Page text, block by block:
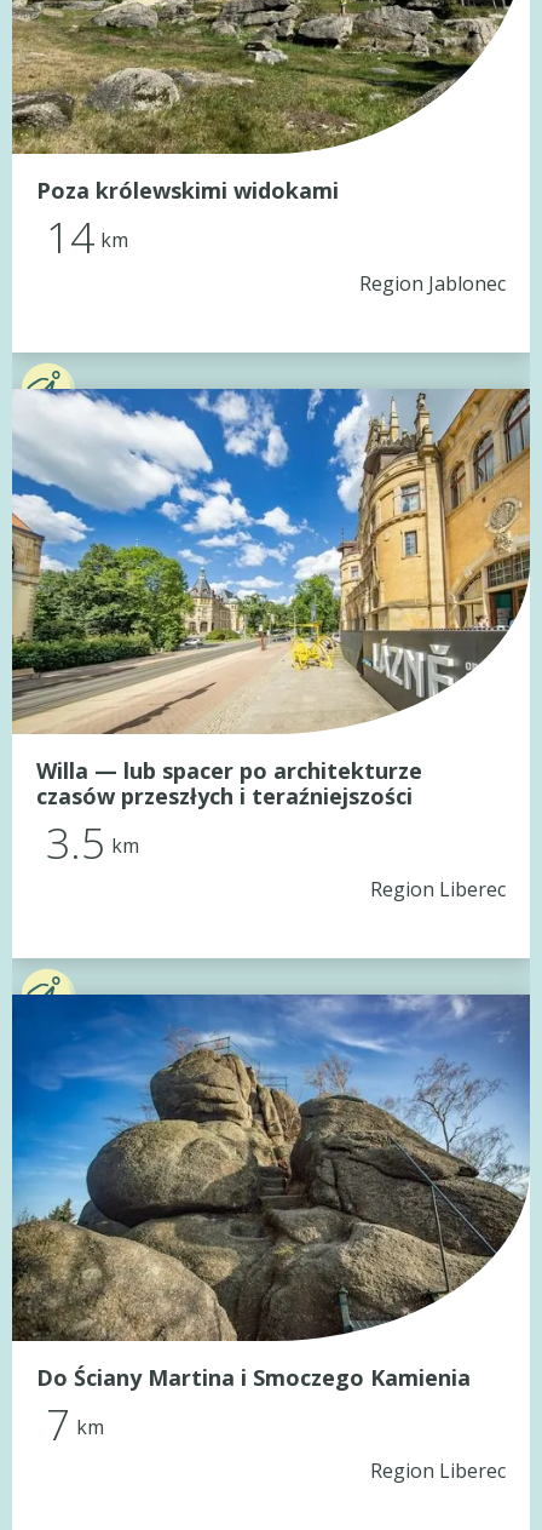
Poza królewskimi widokami
14 km
Region Jablonec
Willa — lub spacer po architekturze
czasów przeszłych i teraźniejszości
3.5 km
Region Liberec
Do Ściany Martina i Smoczego Kamienia
7 km
Region Liberec